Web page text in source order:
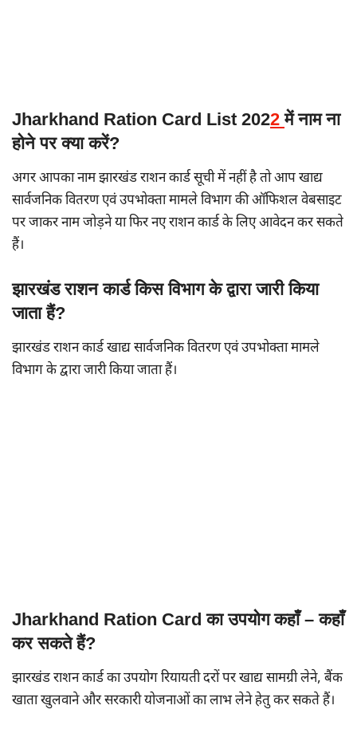
Jharkhand Ration Card List 2022में नाम ना
होने पर क्या करें?
अगर आपका नाम झारखंड राशन कार्ड सूची में नहीं है तो आप खाद्य
सार्वजनिक वितरण एवं उपभोक्ता मामले विभाग की ऑफिशल वेबसाइट
पर जाकर नाम जोड़ने या फिर नए राशन कार्ड के लिए आवेदन कर सकते
हैं।
झारखंड राशन कार्ड किस विभाग के द्वारा जारी किया
जाता हैं?
झारखंड राशन कार्ड खाद्य सार्वजनिक वितरण एवं उपभोक्ता मामले
विभाग के द्वारा जारी किया जाता हैं।
Jharkhand Ration Card का उपयोग कहाँ – कहाँ
कर सकते हैं?
झारखंड राशन कार्ड का उपयोग रियायती दरों पर खाद्य सामग्री लेने, बैंक
खाता खुलवाने और सरकारी योजनाओं का लाभ लेने हेतु कर सकते हैं।